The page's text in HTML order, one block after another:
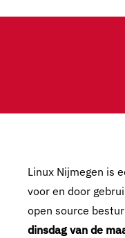
Linux Nijmegen is
voor en door
open source
dinsdag van de